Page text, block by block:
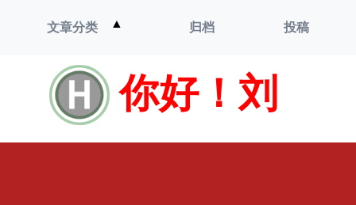
你好！刘
文章分类 ▲
单
归档 投稿